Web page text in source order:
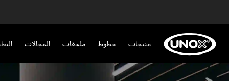
منتجات خطوط ملحقات المجالات